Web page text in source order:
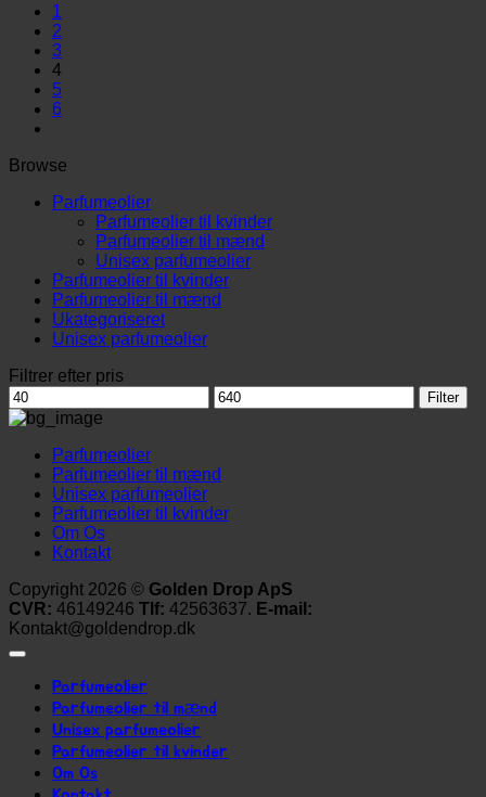
1
2
3
4
5
6
Browse
Parfumeolier
Parfumeolier til kvinder
Parfumeolier til mænd
Unisex parfumeolier
Parfumeolier til kvinder
Parfumeolier til mænd
Ukategoriseret
Unisex parfumeolier
Filtrer efter pris
Mindste
pris
Højeste
pris
Filter
Parfumeolier
Parfumeolier til mænd
Unisex parfumeolier
Parfumeolier til kvinder
Om Os
Kontakt
Copyright 2026 © Golden Drop ApS
CVR: 46149246 Tlf: 42563637. E-mail:
Kontakt@goldendrop.dk
Parfumeolier
Parfumeolier til mænd
Unisex parfumeolier
Parfumeolier til kvinder
Om Os